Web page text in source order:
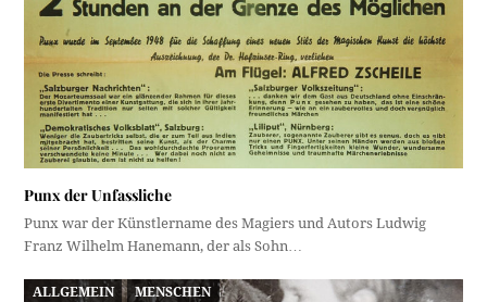
Punx der Unfassliche
Punx war der Künstlername des Magiers und Autors Ludwig
Franz Wilhelm Hanemann, der als Sohn…
ALLGEMEIN MENSCHEN